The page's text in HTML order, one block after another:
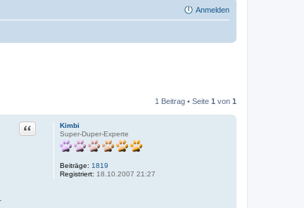
Anmelden
1 Beitrag • Seite 1 von 1
Kimbi
Super-Duper-Experte
Beiträge: 1819
Registriert: 18.10.2007 21:27
Zitat